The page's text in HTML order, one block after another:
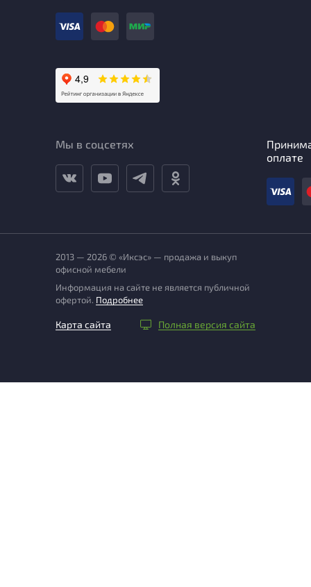
Мы в соцсетях
оплате
2013 — 2026 © «Иксэс» — продажа и выкуп
офисной мебели
Информация на сайте не является публичной
офертой. Подробнее
Карта сайта Полная версия сайта